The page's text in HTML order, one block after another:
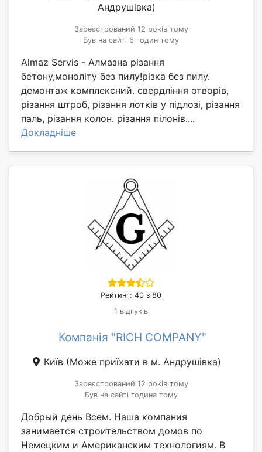
Андрушівка)
Зареєстрований 12 років тому
Був на сайті 6 годин тому
Almaz Servis - Алмазна різання
бетону,моноліту без пилу!різка без пилу.
демонтаж комплексний. свердління отворів,
різання штроб, різання лотків у підлозі, різання
паль, різання колон. різання пілонів....
Докладніше
Рейтинг: 40 з 80
1 відгуків
Компанія "RICH COMPANY"
Київ (Може приїхати в м. Андрушівка)
Зареєстрований 12 років тому
Був на сайті година тому
Добрый день Всем. Наша компания
занимается строительством домов по
Немецким и Американским технологиям. В